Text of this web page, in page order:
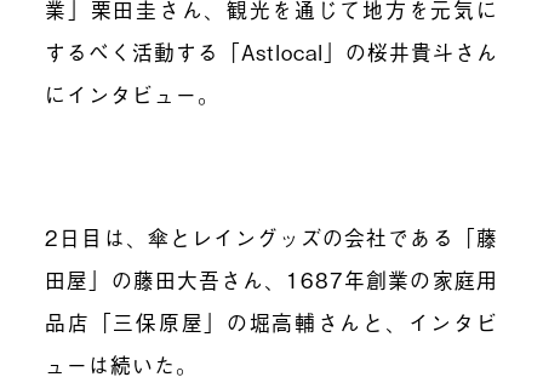
業」栗田圭さん、観光を通じて地方を元気に
するべく活動する「Astlocal」の桜井貴斗さん
にインタビュー。
2日目は、傘とレイングッズの会社である「藤
田屋」の藤田大吾さん、1687年創業の家庭用
品店「三保原屋」の堀高輔さんと、インタビ
ューは続いた。